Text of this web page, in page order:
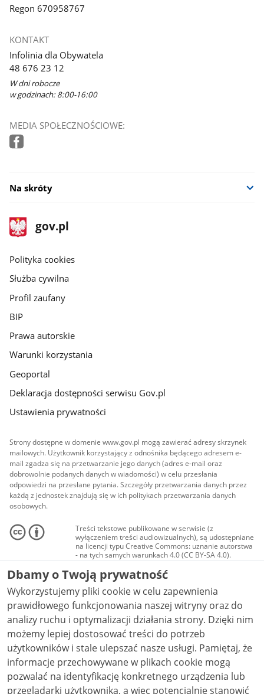
Regon 670958767
KONTAKT
Infolinia dla Obywatela
48 676 23 12
W dni robocze
w godzinach: 8:00-16:00
MEDIA SPOŁECZNOŚCIOWE:
Na skróty
stopka
gov.pl
Strona
gov.pl
gov.pl
Polityka cookies
Służba cywilna
Profil zaufany
BIP
Prawa autorskie
Warunki korzystania
Geoportal
Deklaracja dostępności serwisu Gov.pl
Ustawienia prywatności
Strony dostępne w domenie www.gov.pl mogą zawierać adresy skrzynek
mailowych. Użytkownik korzystający z odnośnika będącego adresem e-
mail zgadza się na przetwarzanie jego danych (adres e-mail oraz
dobrowolnie podanych danych w wiadomości) w celu przesłania
odpowiedzi na przesłane pytania. Szczegóły przetwarzania danych przez
każdą z jednostek znajdują się w ich politykach przetwarzania danych
osobowych.
Treści tekstowe publikowane w serwisie (z
wyłączeniem treści audiowizualnych), są udostępniane
na licencji typu Creative Commons: uznanie autorstwa
- na tych samych warunkach 4.0 (CC BY-SA 4.0).
Materiały audiowizualne, w tym zdjęcia, materiały
audio i wideo, są udostępniane na licencji typu
Creative Commons: uznanie autorstwa użycie
niekomercyjne - bez utworów zależnych 4.0 (CC BY-
NC-ND 4.0), o ile nie jest to stwierdzone inaczej.
Dbamy o Twoją prywatność
Wykorzystujemy pliki cookie w celu zapewnienia
prawidłowego funkcjonowania naszej witryny oraz do
analizy ruchu i optymalizacji działania strony. Dzięki nim
możemy lepiej dostosować treści do potrzeb
użytkowników i stale ulepszać nasze usługi. Pamiętaj, że
informacje przechowywane w plikach cookie mogą
pozwalać na identyfikację konkretnego urządzenia lub
przeglądarki użytkownika, a więc potencjalnie stanowić